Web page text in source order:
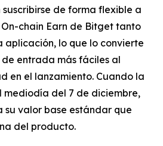
suscribirse de forma flexible a
chain Earn de Bitget tanto
aplicación, lo que lo convierte
de entrada más fáciles al
en el lanzamiento. Cuando la
mediodía del 7 de diciembre,
su valor base estándar que
del producto.